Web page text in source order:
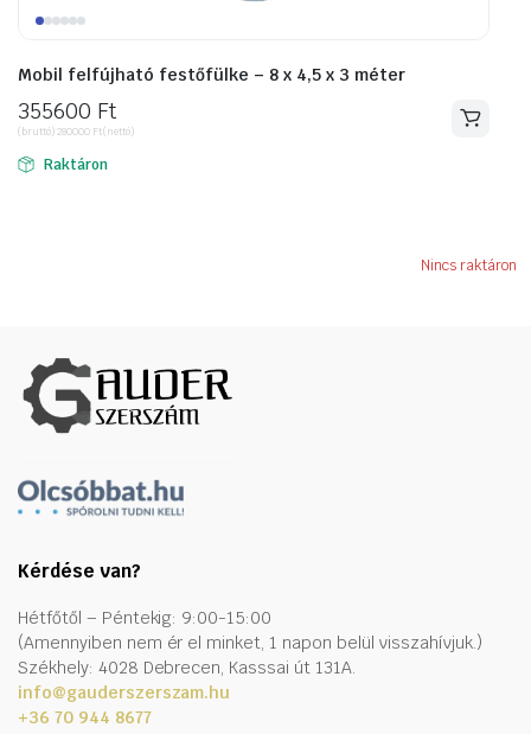
Mobil felfújható festőfülke – 8 x 4,5 x 3 méter
355600 Ft
(bruttó)280000 Ft(nettó)
Raktáron
Nincs raktáron
Kérdése van?
Hétfőtől – Péntekig: 9:00-15:00
(Amennyiben nem ér el minket, 1 napon belül visszahívjuk.)
Székhely: 4028 Debrecen, Kasssai út 131A.
info@gauderszerszam.hu
+36 70 944 8677